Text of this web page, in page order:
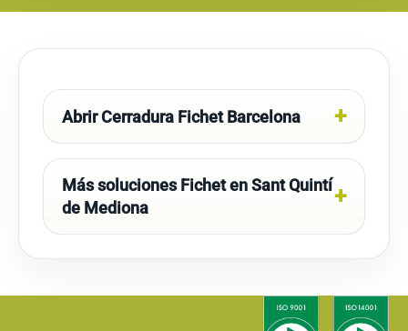
Abrir Cerradura Fichet Barcelona
Más soluciones Fichet en Sant Quintí
de Mediona